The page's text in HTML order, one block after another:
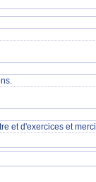
et d'exercices et merci